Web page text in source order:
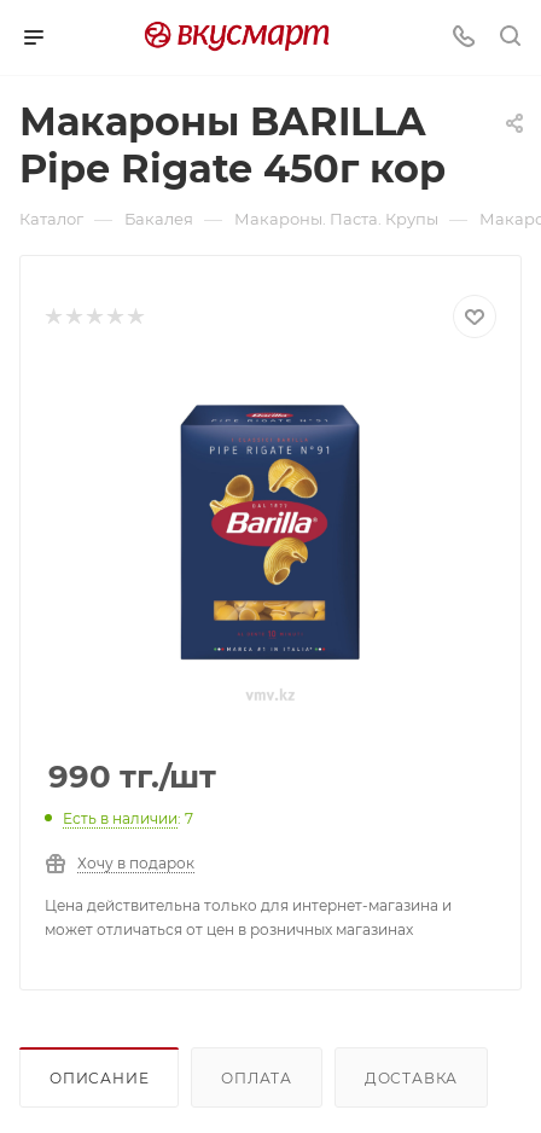
Макароны BARILLA
Pipe Rigate 450г кор
Каталог — Бакалея — Макароны. Паста. Крупы —
990 тг./шт
Есть в наличии: 7
Хочу в подарок
Цена действительна только для интернет-магазина и
может отличаться от цен в розничных магазинах
ОПИСАНИЕ ОПЛАТА ДОСТАВКА